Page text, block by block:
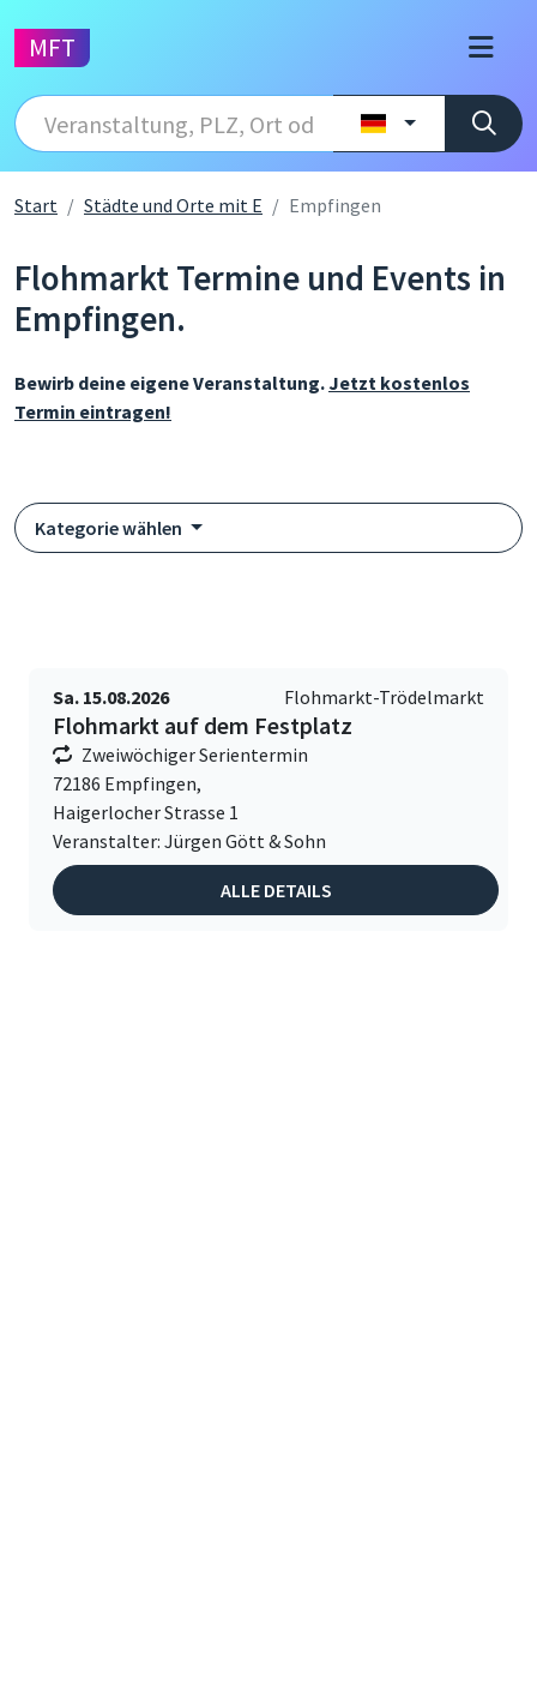
MFT
Start Städte und Orte mit E Empfingen
Flohmarkt Termine und Events in
Empfingen.
Bewirb deine eigene Veranstaltung.Jetzt kostenlos
Termin eintragen!
Kategorie wählen
Sa. 15.08.2026 Flohmarkt-Trödelmarkt
Flohmarkt auf dem Festplatz
Zweiwöchiger Serientermin
72186 Empfingen,
Haigerlocher Strasse 1
Veranstalter: Jürgen Gött & Sohn
ALLE DETAILS